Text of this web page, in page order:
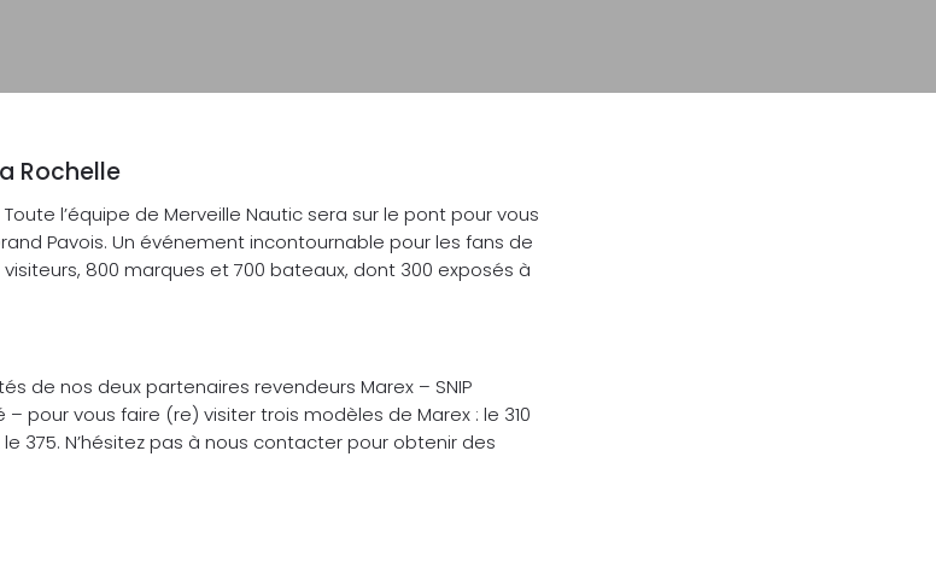
Rochelle
l’équipe de Merveille Nautic sera sur le pont pour vous
Pavois. Un événement incontournable pour les fans de
800 marques et 700 bateaux, dont 300 exposés à
de nos deux partenaires revendeurs Marex – SNIP
pour vous faire (re) visiter trois modèles de Marex : le 310
375. N’hésitez pas à nous contacter pour obtenir des